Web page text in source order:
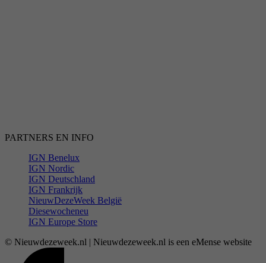
PARTNERS EN INFO
IGN Benelux
IGN Nordic
IGN Deutschland
IGN Frankrijk
NieuwDezeWeek België
Diesewocheneu
IGN Europe Store
© Nieuwdezeweek.nl | Nieuwdezeweek.nl is een eMense website